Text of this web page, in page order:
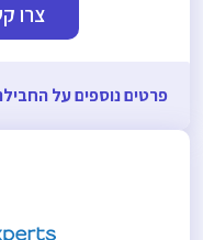
צרו
פרטים נוספים על